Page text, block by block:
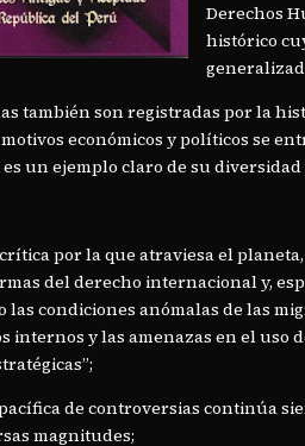
Derechos
histórico
también son registradas por la
económicos y políticos se
un ejemplo claro de su
por la que atraviesa el
del derecho internacional y,
las condiciones anómalas de las
internos y las amenazas en el uso
de controversias continúa
magnitudes;